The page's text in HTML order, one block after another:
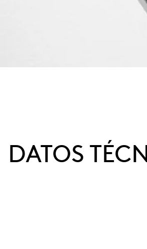
DATOS